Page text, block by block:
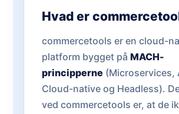
Hvad er
commercetools er en cloud-
platform bygget på MACH-
principperne (Microservices,
Cloud-native og Headless).
ved commercetools er, at de